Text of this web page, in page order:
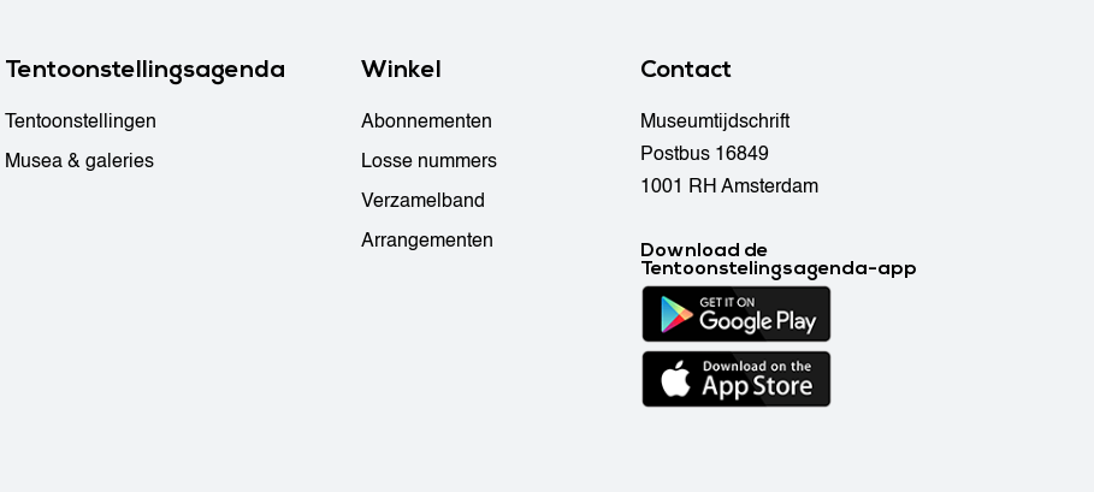
Tentoonstellingsagenda
Tentoonstellingen
Musea & galeries
Winkel
Abonnementen
Losse nummers
Verzamelband
Arrangementen
Contact
Museumtijdschrift
Postbus 16849
1001 RH Amsterdam
Download de
Tentoonstelingsagenda-app